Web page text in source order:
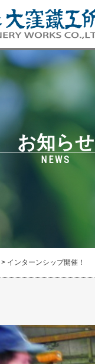
お知らせ
NEWS
> インターンシップ開催！